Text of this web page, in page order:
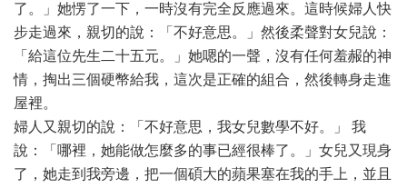
了。」她愣了一下，一時沒有完全反應過來。這時候婦人快
步走過來，親切的說：「不好意思。」然後柔聲對女兒說：
「給這位先生二十五元。」她嗯的一聲，沒有任何羞赧的神
情，掏出三個硬幣給我，這次是正確的組合，然後轉身走進
屋裡。
婦人又親切的說：「不好意思，我女兒數學不好。」 我
說：「哪裡，她能做怎麼多的事已經很棒了。」女兒又現身
了，她走到我旁邊，把一個碩大的蘋果塞在我的手上，並且